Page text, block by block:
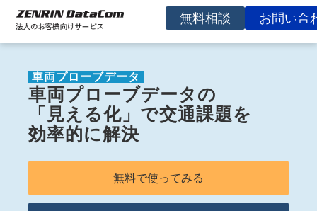
無料相談 お問い合
お役立ち資料
イベント
車両プローブデータ
車両プローブデータ の
「見える化」 で交通課題を
効率的に解決
無料で使ってみる